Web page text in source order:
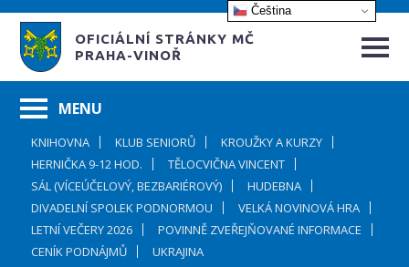
OFICIÁLNÍ STRÁNKY MČ
PRAHA-VINOŘ
KNIHOVNA KLUB SENIORŮ
KROUŽKY A KURZY
HERNIČKA 9-12 HOD.
TĚLOCVIČNA VINCENT
SÁL (VÍCEÚČELOVÝ, BEZBARIÉROVÝ)
HUDEBNA
DIVADELNÍ SPOLEK PODNORMOU
VELKÁ NOVINOVÁ HRA
LETNÍ VEČERY 2026
POVINNĚ ZVEŘEJŇOVANÉ INFORMACE
CENÍK PODNÁJMŮ
UKRAJINA
Čeština‎